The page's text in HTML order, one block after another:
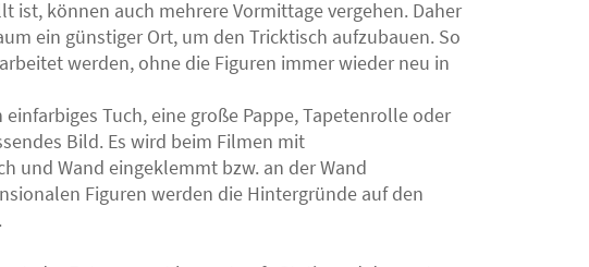
ist, können auch mehrere Vormittage vergehen. Daher
ein günstiger Ort, um den Tricktisch aufzubauen. So
werden, ohne die Figuren immer wieder neu in
Tuch, eine große Pappe, Tapetenrolle oder
Bild. Es wird beim Filmen mit
und Wand eingeklemmt bzw. an der Wand
Figuren werden die Hintergründe auf den